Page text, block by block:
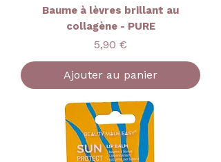
Baume à lèvres brillant au
collagène - PURE
Prix
5,90 €
Ajouter au panier